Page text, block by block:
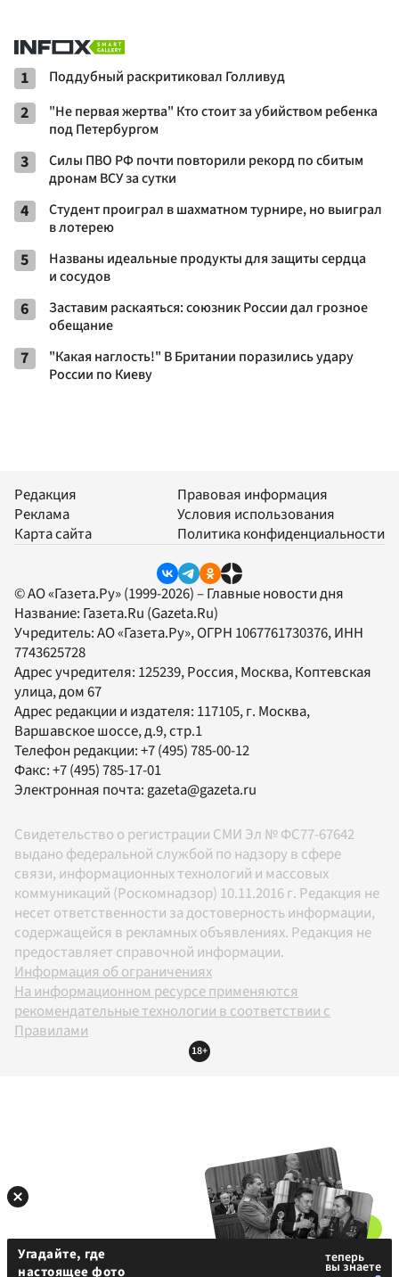
1 Поддубный раскритиковал Голливуд
2
"Не первая жертва" Кто стоит за убийством ребенка
под Петербургом
3
Cилы ПВО РФ почти повторили рекорд по сбитым
дронам ВСУ за сутки
4
Студент проиграл в шахматном турнире, но выиграл
в лотерею
5
Названы идеальные продукты для защиты сердца
и сосудов
6
Заставим раскаяться: союзник России дал грозное
обещание
7
"Какая наглость!" В Британии поразились удару
России по Киеву
Редакция
Реклама
Карта сайта
Правовая информация
Условия использования
Политика конфиденциальности
© АО «Газета.Ру» (1999-2026) – Главные новости дня
Название: Газета.Ru (Gazeta.Ru)
Учредитель:АО «Газета.Ру», ОГРН 1067761730376, ИНН
7743625728
Адрес учредителя: 125239, Россия, Москва, Коптевская
улица, дом 67
Адрес редакции и издателя: 117105, г. Москва,
Варшавское шоссе, д.9, стр.1
Телефон редакции:+7 (495) 785-00-12
Факс:+7 (495) 785-17-01
Электронная почта: gazeta@gazeta.ru
Свидетельство о регистрации СМИ Эл № ФС77-67642
выдано федеральной службой по надзору в сфере
связи, информационных технологий и массовых
коммуникаций (Роскомнадзор) 10.11.2016 г. Редакция не
несет ответственности за достоверность информации,
содержащейся в рекламных объявлениях. Редакция не
предоставляет справочной информации.
Информация об ограничениях
На информационном ресурсе применяются
рекомендательные технологии в соответствии с
Правилами
18+
Угадайте, где
настоящее фото